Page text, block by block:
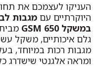
העניקו לעצמכם את
היוקרתיים עם
במשקל 650 GSM
גלם איכותיים, משקל
מגבות רכות במיוחד,
ומראה אלגנטי שישדרג